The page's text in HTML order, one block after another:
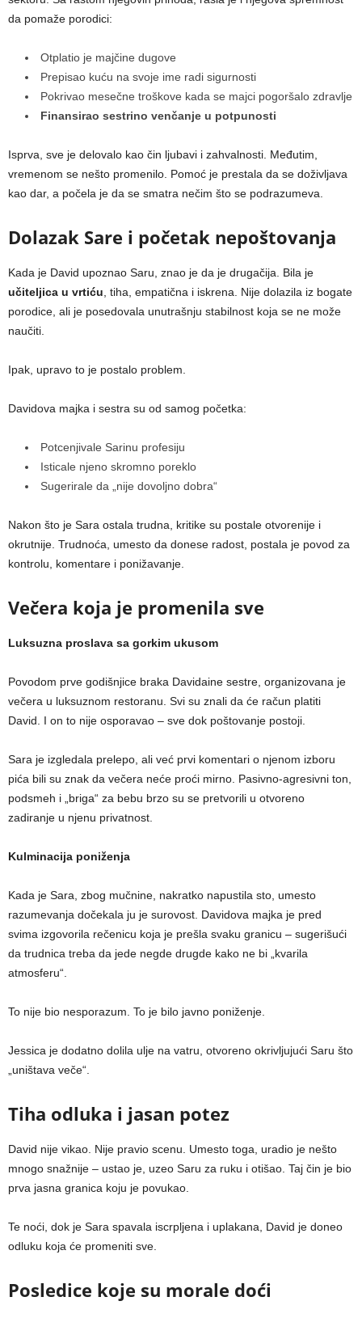
da pomaže porodici:
Otplatio je majčine dugove
Prepisao kuću na svoje ime radi sigurnosti
Pokrivao mesečne troškove kada se majci pogoršalo zdravlje
Finansirao sestrino venčanje u potpunosti
Isprva, sve je delovalo kao čin ljubavi i zahvalnosti. Međutim,
vremenom se nešto promenilo. Pomoć je prestala da se doživljava
kao dar, a počela je da se smatra nečim što se podrazumeva.
Dolazak Sare i početak nepoštovanja
Kada je David upoznao Saru, znao je da je drugačija. Bila je
učiteljica u vrtiću, tiha, empatična i iskrena. Nije dolazila iz bogate
porodice, ali je posedovala unutrašnju stabilnost koja se ne može
naučiti.
Ipak, upravo to je postalo problem.
Davidova majka i sestra su od samog početka:
Potcenjivale Sarinu profesiju
Isticale njeno skromno poreklo
Sugerirale da „nije dovoljno dobra“
Nakon što je Sara ostala trudna, kritike su postale otvorenije i
okrutnije. Trudnoća, umesto da donese radost, postala je povod za
kontrolu, komentare i ponižavanje.
Večera koja je promenila sve
Luksuzna proslava sa gorkim ukusom
Povodom prve godišnjice braka Davidaine sestre, organizovana je
večera u luksuznom restoranu. Svi su znali da će račun platiti
David. I on to nije osporavao – sve dok poštovanje postoji.
Sara je izgledala prelepo, ali već prvi komentari o njenom izboru
pića bili su znak da večera neće proći mirno. Pasivno-agresivni ton,
podsmeh i „briga“ za bebu brzo su se pretvorili u otvoreno
zadiranje u njenu privatnost.
Kulminacija poniženja
Kada je Sara, zbog mučnine, nakratko napustila sto, umesto
razumevanja dočekala ju je surovost. Davidova majka je pred
svima izgovorila rečenicu koja je prešla svaku granicu – sugerišući
da trudnica treba da jede negde drugde kako ne bi „kvarila
atmosferu“.
To nije bio nesporazum. To je bilo javno poniženje.
Jessica je dodatno dolila ulje na vatru, otvoreno okrivljujući Saru što
„uništava veče“.
Tiha odluka i jasan potez
David nije vikao. Nije pravio scenu. Umesto toga, uradio je nešto
mnogo snažnije – ustao je, uzeo Saru za ruku i otišao. Taj čin je bio
prva jasna granica koju je povukao.
Te noći, dok je Sara spavala iscrpljena i uplakana, David je doneo
odluku koja će promeniti sve.
Posledice koje su morale doći